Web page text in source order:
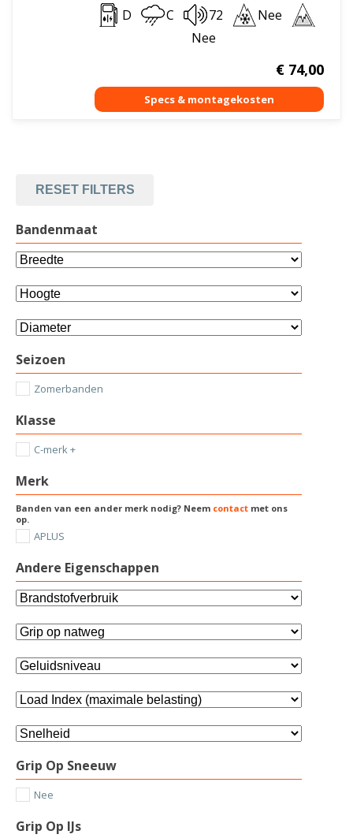
D C 72
Nee
Nee
€74,00
RESET FILTERS
Bandenmaat
Seizoen
Zomerbanden
Klasse
C-merk +
Merk
Banden van een ander merk nodig? Neem contact met ons
op.
APLUS
Andere Eigenschappen
Grip Op Sneeuw
Nee
Grip Op IJs